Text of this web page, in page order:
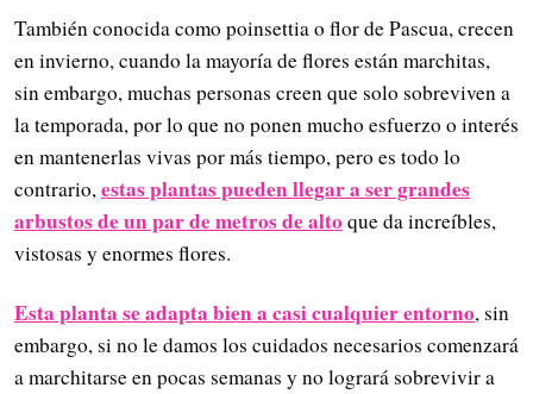
También conocida como poinsettia o flor de Pascua, crecen
en invierno, cuando la mayoría de flores están marchitas,
sin embargo, muchas personas creen que solo sobreviven a
la temporada, por lo que no ponen mucho esfuerzo o interés
en mantenerlas vivas por más tiempo, pero es todo lo
contrario,estas plantas pueden llegar a ser grandes
arbustos de un par de metros de altoque da increíbles,
vistosas y enormes flores.
Esta planta se adapta bien a casi cualquier entorno, sin
embargo, si no le damos los cuidados necesarios comenzará
a marchitarse en pocas semanas y no logrará sobrevivir a